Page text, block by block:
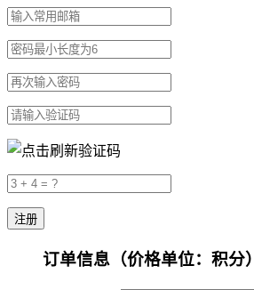
订单信息 （价格单位：积分）